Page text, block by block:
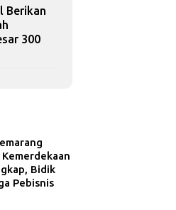
Berikan
300
Bidik
Pebisnis